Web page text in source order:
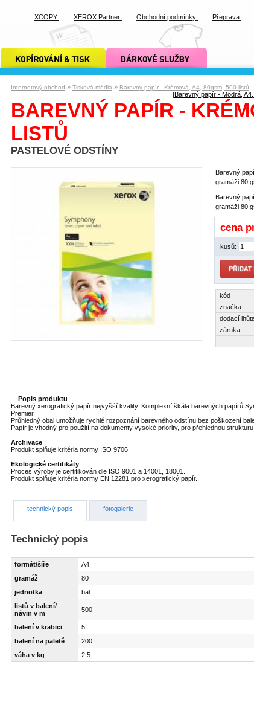
Internetový obchod » Tisková média » Barevný papír - Krémová, A4, 80gsm, 500 listů
|Barevný papír - Modrá,
BAREVNÝ PAPÍR -
LISTŮ
PASTELOVÉ ODSTÍNY
Barevný
gramáži 80
Barevný
gramáži 80
cena
kusů:
kód
značka
dodací
záruka
Popis produktu
Barevný xerografický papír nejvyšší kvality. Komplexní škála barevných papírů
Premier.
Průhledný obal umožňuje rychlé rozpoznání barevného odstínu bez poškození
Papír je vhodný pro použití na dokumenty vysoké priority, pro přehlednou
Archivace
Produkt splňuje kritéria normy ISO 9706
Ekologické certifikáty
Proces výroby je certifikován dle ISO 9001 a 14001, 18001.
Produkt splňuje kritéria normy EN 12281 pro xerografický papír.
technický popis fotogalerie
Technický popis
formát/šíře
A4
gramáž
80
jednotka
bal
listů v balení/
návin v m
500
balení v krabici
5
balení na paletě
200
váha v kg
2,5
kopírování a tisk xcopy dárkové služby xcopy
XCOPY XEROX Partner Obchodní podmínky Přeprava